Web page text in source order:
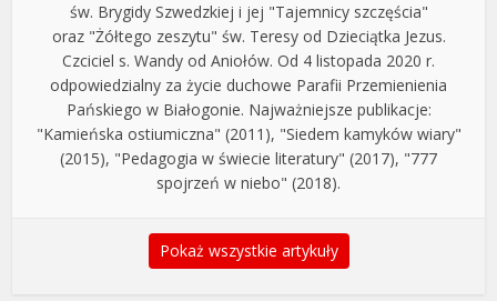
św. Brygidy Szwedzkiej i jej "Tajemnicy szczęścia"
oraz "Żółtego zeszytu" św. Teresy od Dzieciątka Jezus.
Czciciel s. Wandy od Aniołów. Od 4 listopada 2020 r.
odpowiedzialny za życie duchowe Parafii Przemienienia
Pańskiego w Białogonie. Najważniejsze publikacje:
"Kamieńska ostiumiczna" (2011), "Siedem kamyków wiary"
(2015), "Pedagogia w świecie literatury" (2017), "777
spojrzeń w niebo" (2018).
Pokaż wszystkie artykuły